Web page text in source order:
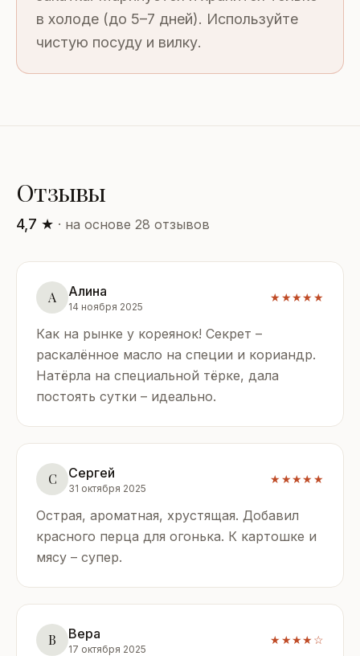
в холоде (до 5–7 дней). Используйте
чистую посуду и вилку.
Отзывы
4,7 ★ · на основе 28 отзывов
А Алина
14 ноября 2025
★★★★★
Как на рынке у кореянок! Секрет –
раскалённое масло на специи и кориандр.
Натёрла на специальной тёрке, дала
постоять сутки – идеально.
С Сергей
31 октября 2025
★★★★★
Острая, ароматная, хрустящая. Добавил
красного перца для огонька. К картошке и
мясу – супер.
В Вера
17 октября 2025
★★★★☆